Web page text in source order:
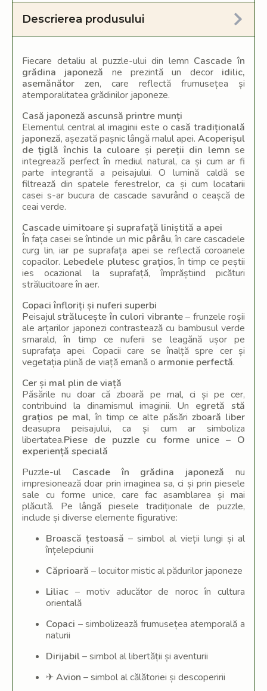
Descrierea produsului
Fiecare detaliu al puzzle-ului din lemn Cascade în
grădina japoneză ne prezintă un decor idilic,
asemănător zen, care reflectă frumusețea și
atemporalitatea grădinilor japoneze.
Casă japoneză ascunsă printre munți
Elementul central al imaginii este o casă tradițională
japoneză, așezată pașnic lângă malul apei. Acoperișul
de țiglă închis la culoare și pereții din lemn se
integrează perfect în mediul natural, ca și cum ar fi
parte integrantă a peisajului. O lumină caldă se
filtrează din spatele ferestrelor, ca și cum locatarii
casei s-ar bucura de cascade savurând o ceașcă de
ceai verde.
Cascade uimitoare și suprafață liniștită a apei
În fața casei se întinde un mic pârâu, în care cascadele
curg lin, iar pe suprafața apei se reflectă coroanele
copacilor. Lebedele plutesc grațios, în timp ce peștii
ies ocazional la suprafață, împrăștiind picături
strălucitoare în aer.
Copaci înfloriți și nuferi superbi
Peisajulstrălucește în culori vibrante– frunzele roșii
ale arțarilor japonezi contrastează cu bambusul verde
smarald, în timp ce nuferii se leagănă ușor pe
suprafața apei. Copacii care se înalță spre cer și
vegetația plină de viață emană o armonie perfectă.
Cer și mal plin de viață
Păsările nu doar că zboară pe mal, ci și pe cer,
contribuind la dinamismul imaginii. Un egretă stă
grațios pe mal, în timp ce alte păsări zboară liber
deasupra peisajului, ca și cum ar simboliza
libertatea.Piese de puzzle cu forme unice – O
experiență specială
Puzzle-ul Cascade în grădina japoneză nu
impresionează doar prin imaginea sa, ci și prin piesele
sale cu forme unice, care fac asamblarea și mai
plăcută. Pe lângă piesele tradiționale de puzzle,
include și diverse elemente figurative:
Broască țestoasă – simbol al vieții lungi și al
înțelepciunii
Căprioară – locuitor mistic al pădurilor japoneze
Liliac – motiv aducător de noroc în cultura
orientală
Copaci – simbolizează frumusețea atemporală a
naturii
Dirijabil– simbol al libertății și aventurii
✈Avion – simbol al călătoriei și descoperirii